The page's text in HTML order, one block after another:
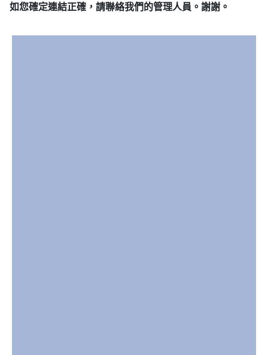
如您確定連結正確，請聯絡我們的管理人員。謝謝。